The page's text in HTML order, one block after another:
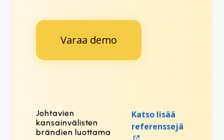
Varaa demo
Johtavien
kansainvälisten
brändien luottama
Katso lisää
referenssejä